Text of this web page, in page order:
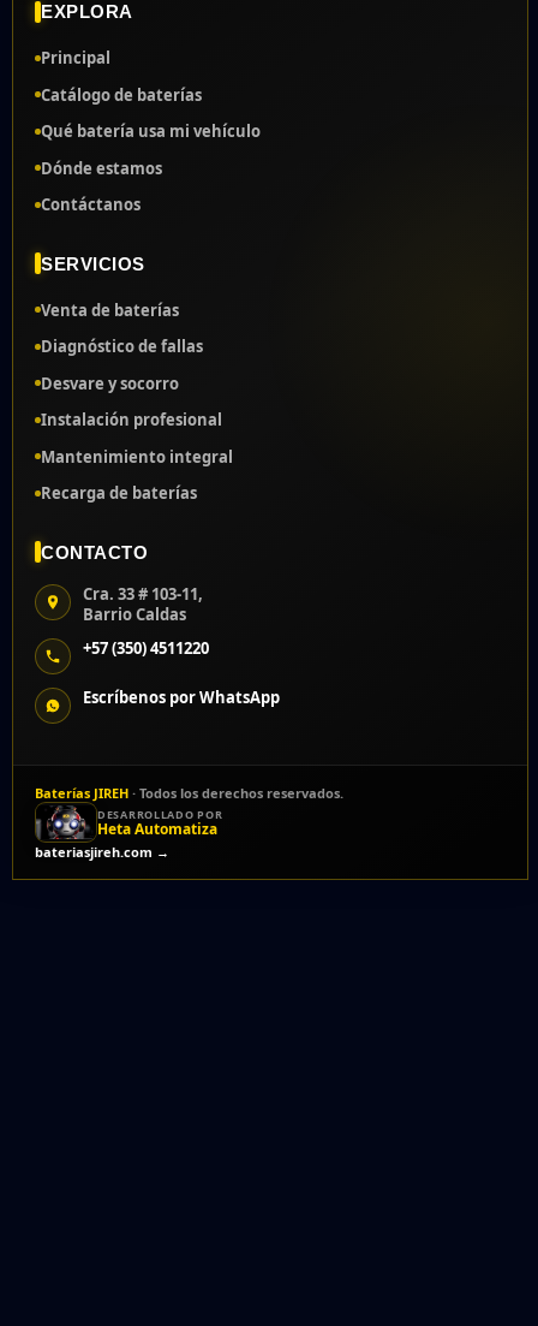
EXPLORA
Principal
Catálogo de baterías
Qué batería usa mi vehículo
Dónde estamos
Contáctanos
SERVICIOS
Venta de baterías
Diagnóstico de fallas
Desvare y socorro
Instalación profesional
Mantenimiento integral
Recarga de baterías
CONTACTO
Cra. 33 # 103-11,
Barrio Caldas
+57 (350) 4511220
Escríbenos por WhatsApp
Baterías JIREH · Todos los derechos reservados.
DESARROLLADO POR
Heta Automatiza
bateriasjireh.com →